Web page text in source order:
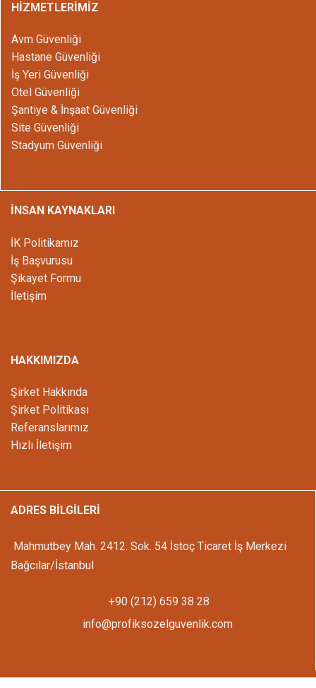
HİZMETLERİMİZ
Avm Güvenliği
Hastane Güvenliği
İş Yeri Güvenliği
Otel Güvenliği
Şantiye & İnşaat Güvenliği
Site Güvenliği
Stadyum Güvenliği
İNSAN KAYNAKLARI
İK Politikamız
İş Başvurusu
Şikayet Formu
İletişim
HAKKIMIZDA
Şirket Hakkında
Şirket Politikası
Referanslarımız
Hızlı İletişim
ADRES BİLGİLERİ
Mahmutbey Mah. 2412. Sok. 54 İstoç Ticaret İş Merkezi
Bağcılar/İstanbul
+90 (212) 659 38 28
info@profiksozelguvenlik.com